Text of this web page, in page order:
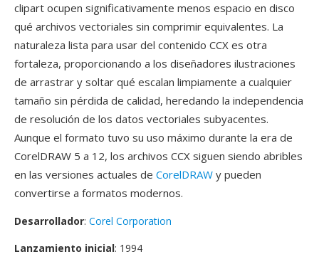
clipart ocupen significativamente menos espacio en disco
qué archivos vectoriales sin comprimir equivalentes. La
naturaleza lista para usar del contenido CCX es otra
fortaleza, proporcionando a los diseñadores ilustraciones
de arrastrar y soltar qué escalan limpiamente a cualquier
tamaño sin pérdida de calidad, heredando la independencia
de resolución de los datos vectoriales subyacentes.
Aunque el formato tuvo su uso máximo durante la era de
CorelDRAW 5 a 12, los archivos CCX siguen siendo abribles
en las versiones actuales de CorelDRAW y pueden
convertirse a formatos modernos.
Desarrollador: Corel Corporation
Lanzamiento inicial: 1994